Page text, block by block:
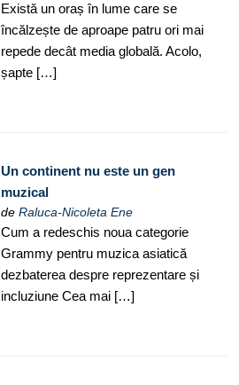
Există un oraș în lume care se
încălzește de aproape patru ori mai
repede decât media globală. Acolo,
șapte […]
Un continent nu este un gen
muzical
deRaluca-Nicoleta Ene
Cum a redeschis noua categorie
Grammy pentru muzica asiatică
dezbaterea despre reprezentare și
incluziune Cea mai […]